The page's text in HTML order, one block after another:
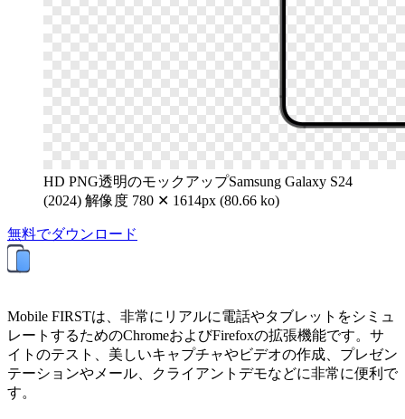
HD PNG透明のモックアップSamsung Galaxy S24
(2024) 解像度 780 ✕ 1614px (80.66 ko)
無料でダウンロード
Mobile FIRSTは、非常にリアルに電話やタブレットをシミュ
レートするためのChromeおよびFirefoxの拡張機能です。サ
イトのテスト、美しいキャプチャやビデオの作成、プレゼン
テーションやメール、クライアントデモなどに非常に便利で
す。